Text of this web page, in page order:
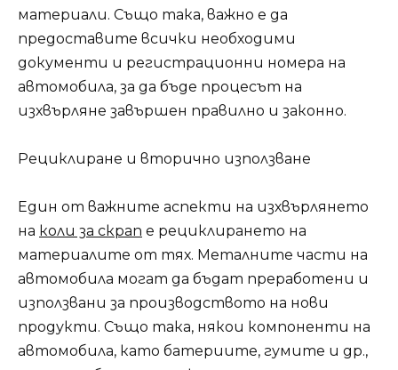
материали. Също така, важно е да
предоставите всички необходими
документи и регистрационни номера на
автомобила, за да бъде процесът на
изхвърляне завършен правилно и законно.
Рециклиране и вторично използване
Един от важните аспекти на изхвърлянето
на коли за скрап е рециклирането на
материалите от тях. Металните части на
автомобила могат да бъдат преработени и
използвани за производството на нови
продукти. Също така, някои компоненти на
автомобила, като батериите, гумите и др.,